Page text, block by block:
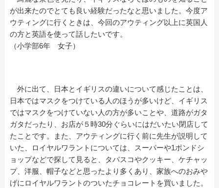
が出来たのでとても良い経験だったなと思いました。今度ア
ウティングに行くときは、今回のアウティング以上に英国人
の方と英語を使って話したいです。
（小学部6年 女子）
外に出て、日本とイギリスの違いについて感じたことは、
日本ではマスクをつけている人のほうが多いけど、イギリス
ではマスクをつけていない人の方が多いことや、道路がガタ
ガタだったり、お店が５時30分ぐらいにはだいたい閉店して
たことです。また、アウティングに行く前に先生が説明して
いた、ロイヤルワラントについては、スーパーや1ポンドシ
ョップなどで探して見ると、タバスコやクッキー、ケチャッ
プ、洋服、帽子などと思ったより多くあり、家族へのおみや
げにロイヤルワラントのついたチョコレートを買いました。